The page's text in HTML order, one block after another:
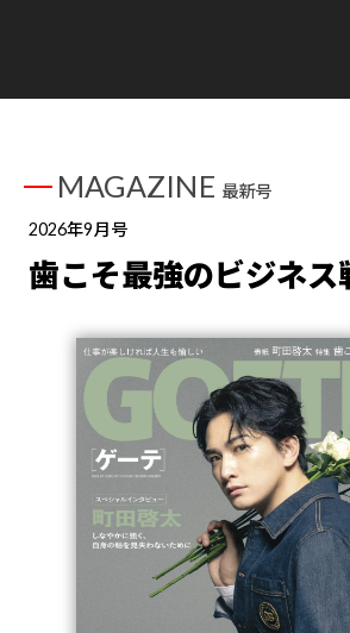
MAGAZINE 最新号
2026年9月号
歯こそ最強のビジネス